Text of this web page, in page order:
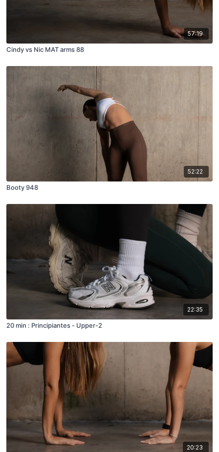
57:19
Cindy vs Nic MAT arms 88
52:22
Booty 948
22:35
20 min : Principiantes - Upper-2
20:23